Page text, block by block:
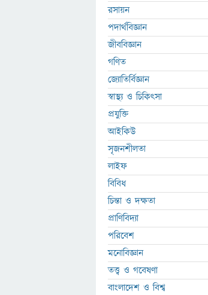
রসায়ন
পদার্থবিজ্ঞান
জীববিজ্ঞান
গণিত
জ্যোতির্বিজ্ঞান
স্বাস্থ্য ও চিকিৎসা
প্রযুক্তি
আইকিউ
সৃজনশীলতা
লাইফ
বিবিধ
চিন্তা ও দক্ষতা
প্রাণিবিদ্যা
পরিবেশ
মনোবিজ্ঞান
তত্ত্ব ও গবেষণা
বাংলাদেশ ও বিশ্ব